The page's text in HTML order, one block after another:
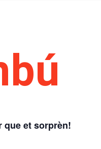
que et sorprèn!